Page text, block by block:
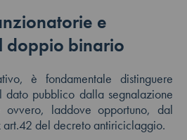
e
doppio binario
è fondamentale distinguere
pubblico dalla segnalazione
ovvero, laddove opportuno, dal
art.42 del decreto antiriciclaggio.